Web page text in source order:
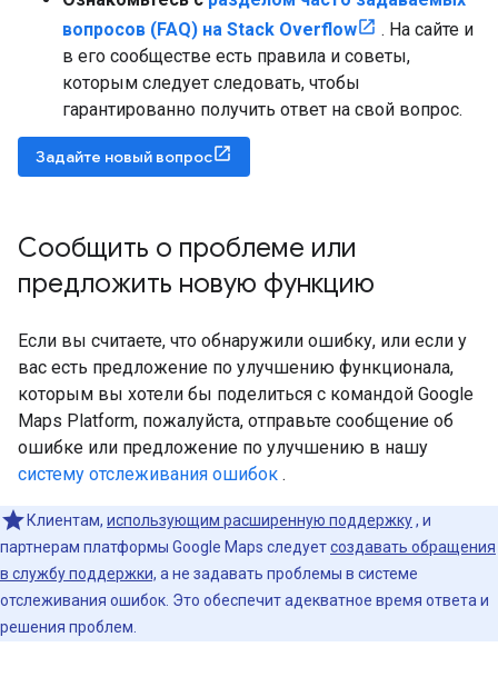
вопросов (FAQ) на Stack Overflow
. На сайте и
в его сообществе есть правила и советы,
которым следует следовать, чтобы
гарантированно получить ответ на свой вопрос.
Задайте новый вопрос
Сообщить о проблеме или
предложить новую функцию
Если вы считаете, что обнаружили ошибку, или если у
вас есть предложение по улучшению функционала,
которым вы хотели бы поделиться с командой Google
Maps Platform, пожалуйста, отправьте сообщение об
ошибке или предложение по улучшению в нашу
систему отслеживания ошибок .
Клиентам, использующим расширенную поддержку, и
партнерам платформы Google Maps следуетсоздавать обращения
в службу поддержки, а не задавать проблемы в системе
отслеживания ошибок. Это обеспечит адекватное время ответа и
решения проблем.